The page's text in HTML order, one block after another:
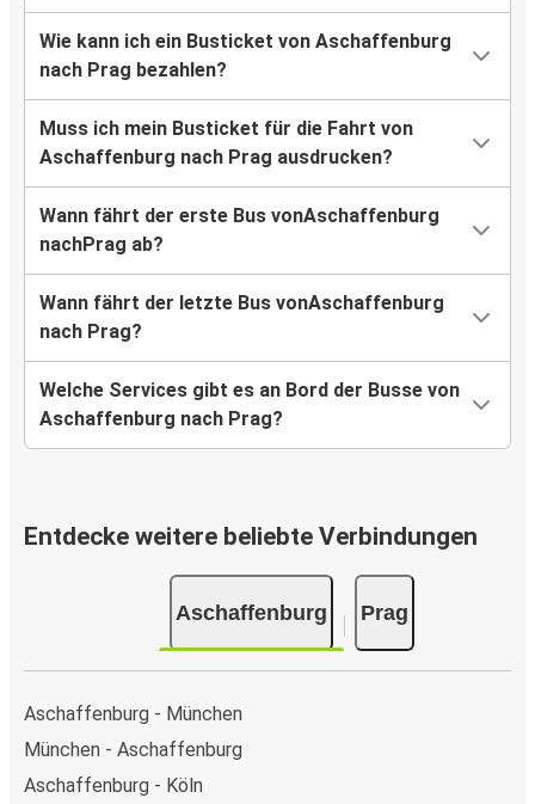
Wie kann ich ein Busticket von Aschaffenburg
nach Prag bezahlen?
Muss ich mein Busticket für die Fahrt von
Aschaffenburg nach Prag ausdrucken?
Wann fährt der erste Bus vonAschaffenburg
nachPrag ab?
Wann fährt der letzte Bus vonAschaffenburg
nach Prag?
Welche Services gibt es an Bord der Busse von
Aschaffenburg nach Prag?
Entdecke weitere beliebte Verbindungen
Aschaffenburg Prag
Aschaffenburg - München
München - Aschaffenburg
Aschaffenburg - Köln